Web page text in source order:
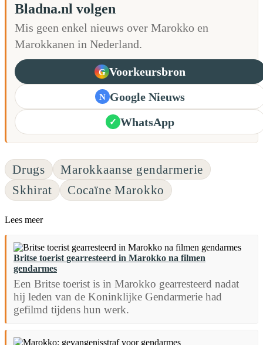
Bladna.nl volgen
Mis geen enkel nieuws over Marokko en
Marokkanen in Nederland.
G Voorkeursbron
N Google Nieuws
✓ WhatsApp
Drugs
Marokkaanse gendarmerie
Skhirat
Cocaïne Marokko
Lees meer
Britse toerist gearresteerd in Marokko na filmen
gendarmes
Een Britse toerist is in Marokko gearresteerd nadat
hij leden van de Koninklijke Gendarmerie had
gefilmd tijdens hun werk.